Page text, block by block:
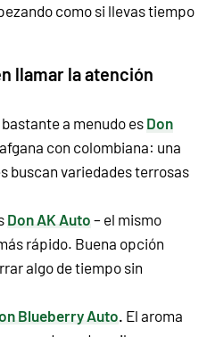
como si llevas tiempo
llamar la atención
a menudo esDon
con colombiana: una
buscan variedades terrosas
Don AK Auto – el mismo
rápido. Buena opción
algo de tiempo sin
Blueberry Auto. El aroma